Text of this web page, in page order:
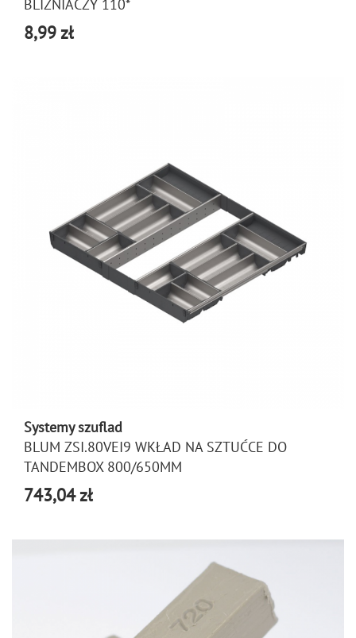
BLIŹNIACZY 110*
8,99 zł
Systemy szuflad
BLUM ZSI.80VEI9 WKŁAD NA SZTUĆCE DO
TANDEMBOX 800/650MM
743,04 zł